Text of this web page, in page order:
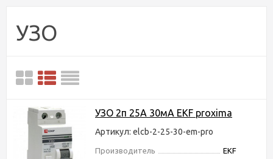
УЗО
УЗО 2п 25А 30мА EKF proxima
Артикул: elcb-2-25-30-em-pro
Производитель
EKF